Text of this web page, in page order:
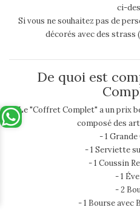
ci-
Si vous ne souhaitez pas de
décorés avec des strass
De quoi est
Le "Coffret Complet" a un prix
composé des
- 1
- 1 Serviette
- 1 Coussin
- 1
- 2
- 1 Bourse avec